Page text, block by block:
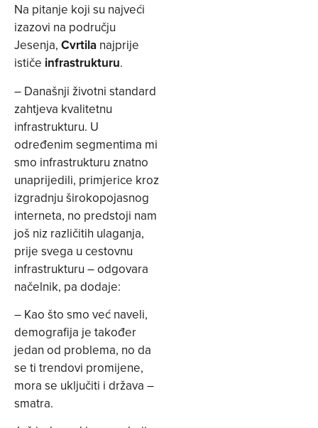
Na pitanje koji su najveći
izazovi na području
Jesenja, Cvrtila najprije
ističe infrastrukturu.
– Današnji životni standard
zahtjeva kvalitetnu
infrastrukturu. U
određenim segmentima mi
smo infrastrukturu znatno
unaprijedili, primjerice kroz
izgradnju širokopojasnog
interneta, no predstoji nam
još niz različitih ulaganja,
prije svega u cestovnu
infrastrukturu – odgovara
načelnik, pa dodaje:
– Kao što smo već naveli,
demografija je također
jedan od problema, no da
se ti trendovi promijene,
mora se uključiti i država –
smatra.